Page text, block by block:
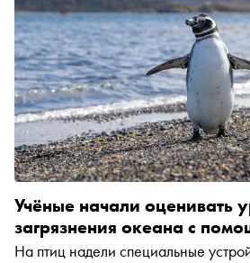
Учёные начали оценивать
загрязнения океана с
На птиц надели специальные